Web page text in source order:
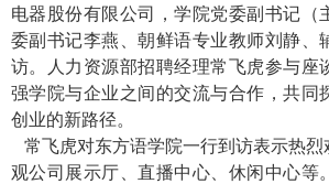
电器股份有限公司，学院党委副书记（
委副书记李燕、朝鲜语专业教师刘静、
访。人力资源部招聘经理常飞虎参与座
强学院与企业之间的交流与合作，共同
创业的新路径。
常飞虎对东方语学院一行到访表示热烈
观公司展示厅、直播中心、休闲中心等。